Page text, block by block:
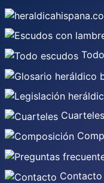
Cuarteles
Contacto